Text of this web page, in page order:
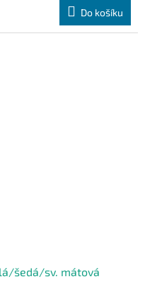
Do košíku
šedá/sv. mátová